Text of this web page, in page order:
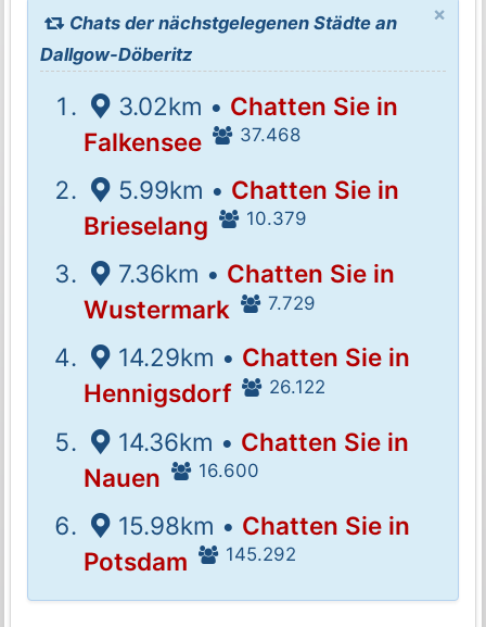
×
Chats der nächstgelegenen Städte an
Dallgow-Döberitz
3.02km • Chatten Sie in
Falkensee
37.468
5.99km • Chatten Sie in
Brieselang
10.379
7.36km • Chatten Sie in
Wustermark
7.729
14.29km • Chatten Sie in
Hennigsdorf
26.122
14.36km • Chatten Sie in
Nauen
16.600
15.98km • Chatten Sie in
Potsdam
145.292